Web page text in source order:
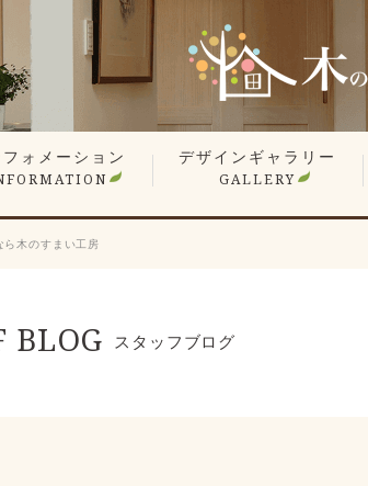
ォメーション
・イベント情報
リア
報
フ紹介
ログ
ログ
フブログ
の声
「ふくろう会」
リリース
報
デザインギャラリー
GALLERY
住宅 施工事例
商業施設 施工事例
YouTube
オーナー様のお住まい拝見
平屋特集
こだわりの間取り
ら木のすまい工房
BLOG スタッフブログ